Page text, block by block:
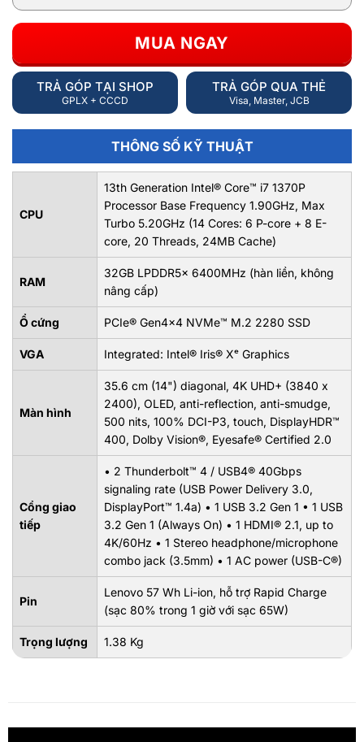
MUA NGAY
TRẢ GÓP TẠI SHOP
GPLX + CCCD
TRẢ GÓP QUA THẺ
Visa, Master, JCB
THÔNG SỐ KỸ THUẬT
CPU
13th Generation Intel® Core™ i7 1370P
Processor Base Frequency 1.90GHz, Max
Turbo 5.20GHz (14 Cores: 6 P-core + 8 E-
core, 20 Threads, 24MB Cache)
RAM
32GB LPDDR5x 6400MHz (hàn liền, không
nâng cấp)
Ổ cứng PCIe® Gen4x4 NVMe™ M.2 2280 SSD
VGA Integrated: Intel® Iris® Xᵉ Graphics
Màn hình
35.6 cm (14") diagonal, 4K UHD+ (3840 x
2400), OLED, anti-reflection, anti-smudge,
500 nits, 100% DCI-P3, touch, DisplayHDR™
400, Dolby Vision®, Eyesafe® Certified 2.0
Cổng giao
tiếp
• 2 Thunderbolt™ 4 / USB4® 40Gbps
signaling rate (USB Power Delivery 3.0,
DisplayPort™ 1.4a) • 1 USB 3.2 Gen 1 • 1 USB
3.2 Gen 1 (Always On) • 1 HDMI® 2.1, up to
4K/60Hz • 1 Stereo headphone/microphone
combo jack (3.5mm) • 1 AC power (USB-C®)
Pin
Lenovo 57 Wh Li-ion, hỗ trợ Rapid Charge
(sạc 80% trong 1 giờ với sạc 65W)
Trọng lượng 1.38 Kg